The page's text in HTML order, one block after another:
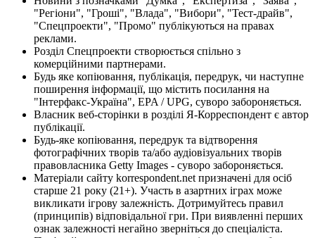
"Регіони", "Гроші", "Влада", "Вибори", "Тест-драйв",
"Спецпроекти", "Промо" публікуються на правах
реклами.
Розділ Спецпроекти створюється спільно з
комерційними партнерами.
Будь яке копіювання, публікація, передрук, чи наступне
поширення інформації, що містить посилання на
"Інтерфакс-Україна", EPA / UPG, суворо забороняється.
Власник веб-сторінки в розділі Я-Корреспондент є автор
публікації.
Будь-яке копіювання, передрук та відтворення
фотографічних творів та/або аудіовізуальних творів
правовласника Getty Images - суворо забороняється.
Матеріали сайту korrespondent.net призначені для осіб
старше 21 року (21+). Участь в азартних іграх може
викликати ігрову залежність. Дотримуйтесь правил
(принципів) відповідальної гри. При виявленні перших
ознак залежності негайно зверніться до спеціаліста.